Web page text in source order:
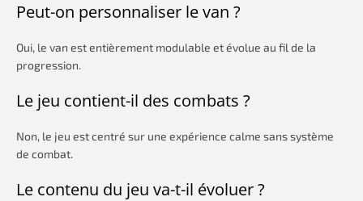
Peut-on personnaliser le van ?
Oui, le van est entièrement modulable et évolue au fil de la
progression.
Le jeu contient-il des combats ?
Non, le jeu est centré sur une expérience calme sans système
de combat.
Le contenu du jeu va-t-il évoluer ?